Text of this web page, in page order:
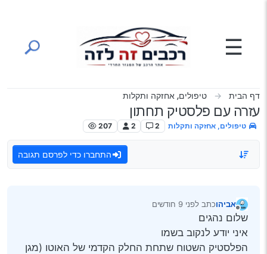
☰
דף הבית טיפולים, אחזקה ותקלות
עזרה עם פלסטיק תחתון
טיפולים, אחזקה ותקלות 2
2
207
התחברו כדי לפרסם תגובה
מנותק
אביהוכתב לפני 9 חודשים
נערך לאחרונה על ידי
שלום נהגים
איני יודע לנקוב בשמו
הפלסטיק השטוח שתחת החלק הקדמי של האוטו (מגן